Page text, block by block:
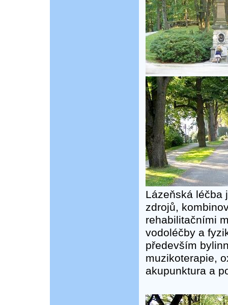
Lázeňská léčba
zdrojů,
rehabilitačními
vodoléčby a
především
muzikoterapie,
akupunktura a